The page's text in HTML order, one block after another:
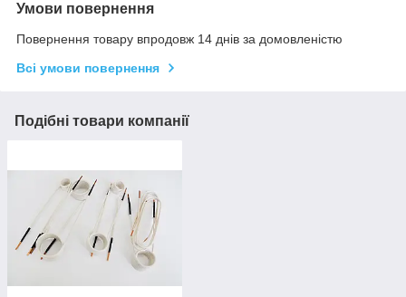
Умови повернення
Повернення товару впродовж 14 днів за домовленістю
Всі умови повернення
Подібні товари компанії